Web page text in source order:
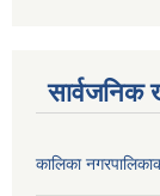
सार्वजनिक
कालिका